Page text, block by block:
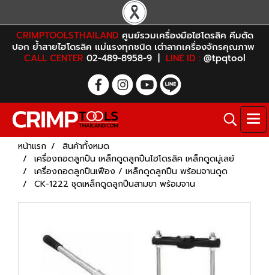
CRIMPTOOLSTHAILAND ศูนย์รวมเครื่องมือไฮโดรลิค คีมตัด
ปอก ย้ำสายไฮโดรลิค แม่แรงทุกชนิด เต่าลากเครื่องจักรคุณภาพ
CALL CENTER 02-489-8958-9 | LINE ID :@tpqtool
หน้าแรก
สินค้าทั้งหมด
เครื่องถอดลูกปืน เหล็กดูดลูกปืนไฮโดรลิค เหล็กดูดมู่เลย์
เครื่องถอดลูกปืนเฟือง / เหล็กดูดลูกปืน พร้อมจานดูด
CK-1222 ชุดเหล็กดูดลูกปืนสามขา พร้อมจาน